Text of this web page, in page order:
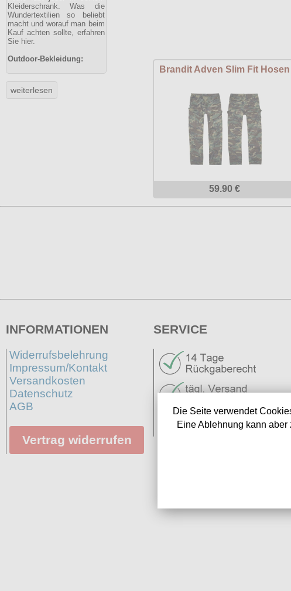
Kleiderschrank. Was die
Wundertextilien so beliebt
macht und worauf man beim
Kauf achten sollte, erfahren
Sie hier.
Outdoor-Bekleidung:
Brandit Adven Slim Fit Hosen
59.90 €
INFORMATIONEN
Widerrufsbelehrung
Impressum/Kontakt
Versandkosten
Datenschutz
AGB
Vertrag widerrufen
SERVICE
Neuigkeiten
Links
Die Seite verwendet
Eine Ablehnung kann